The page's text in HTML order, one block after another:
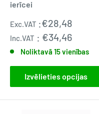
ierīcei
Pārdošanas
cena
Exc.VAT :€28,48
Inc.VAT : €34,46
Noliktavā 15 vienības
Izvēlieties opcijas